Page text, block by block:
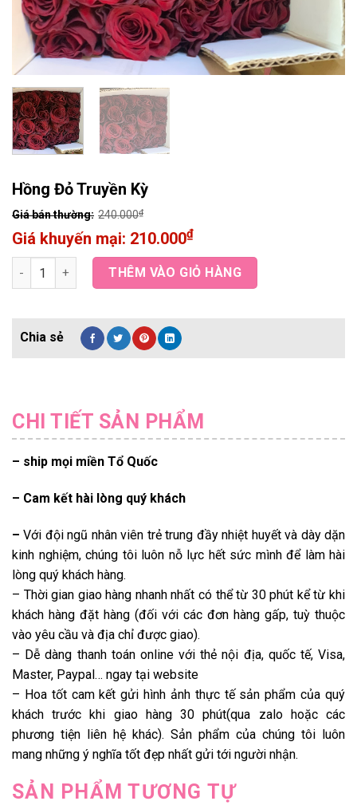
Hồng Đỏ Truyền Kỳ
240.000₫
210.000₫
Hồng Đỏ Truyền Kỳ quantityTHÊM VÀO GIỎ HÀNG
CHI TIẾT SẢN PHẨM
– ship mọi miền Tổ Quốc
– Cam kết hài lòng quý khách
– Với đội ngũ nhân viên trẻ trung đầy nhiệt huyết và dày dặn
kinh nghiệm, chúng tôi luôn nỗ lực hết sức mình để làm hài
lòng quý khách hàng.
– Thời gian giao hàng nhanh nhất có thể từ 30 phút kể từ khi
khách hàng đặt hàng (đối với các đơn hàng gấp, tuỳ thuộc
vào yêu cầu và địa chỉ được giao).
– Dễ dàng thanh toán online với thẻ nội địa, quốc tế, Visa,
Master, Paypal… ngay tại website
– Hoa tốt cam kết gửi hình ảnh thực tế sản phẩm của quý
khách trước khi giao hàng 30 phút(qua zalo hoặc các
phương tiện liên hệ khác). Sản phẩm của chúng tôi luôn
mang những ý nghĩa tốt đẹp nhất gửi tới người nhận.
SẢN PHẨM TƯƠNG TỰ